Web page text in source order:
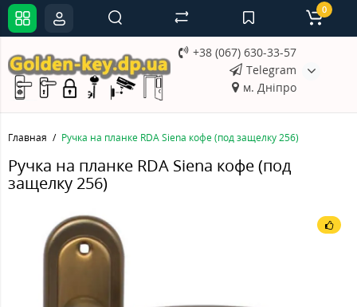
+38 (067) 630-33-57
Telegram
м. Дніпро
0
Главная Ручка на планке RDA Siena кофе (под защелку 256)
Ручка на планке RDA Siena кофе (под
защелку 256)